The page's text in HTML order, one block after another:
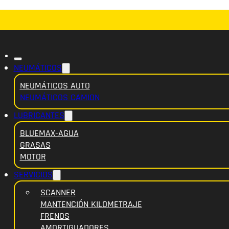
NEUMÁTICOS
NEUMÁTICOS AUTO
NEUMÁTICOS CAMION
LUBRICANTES
BLUEMAX-AGUA
GRASAS
MOTOR
SERVICIOS
SCANNER
MANTENCIÓN KILOMETRAJE
FRENOS